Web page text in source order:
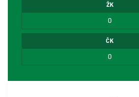
ŽK
0
ČK
0